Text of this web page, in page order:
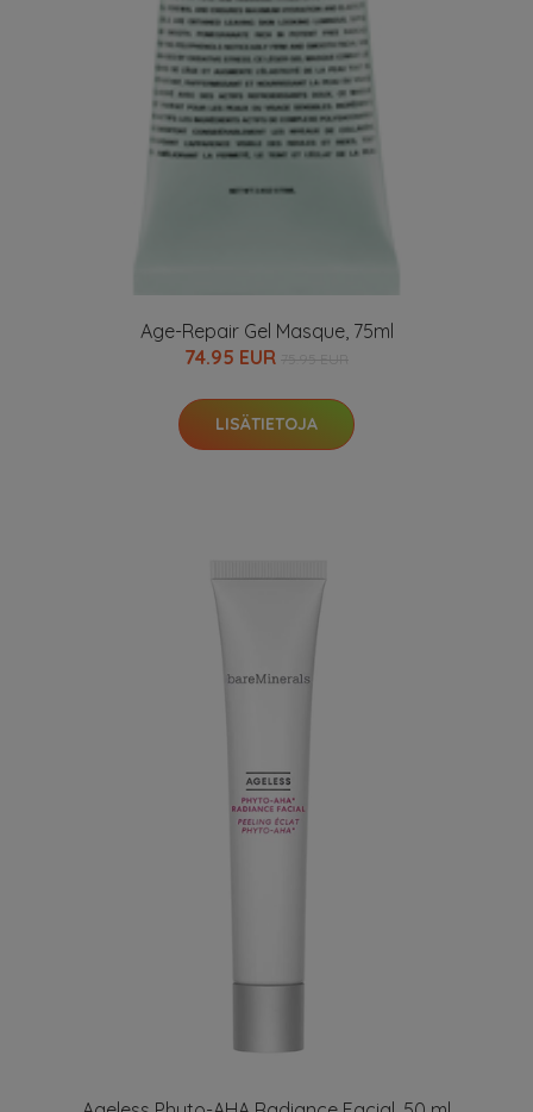
Age-Repair Gel Masque, 75ml
74.95 EUR
LISÄTIETOJA